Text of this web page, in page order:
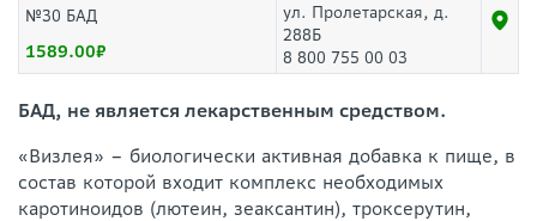
№30 БАД
1589.00
ул. Пролетарская, д.
288Б
8 800 755 00 03
БАД, не является лекарственным средством.
«Визлея» – биологически активная добавка к пище, в
состав которой входит комплекс необходимых
каротиноидов (лютеин, зеаксантин), троксерутин,